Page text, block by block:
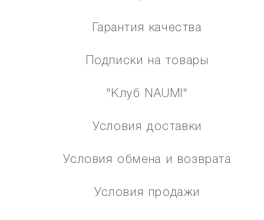
Гарантия качества
Подписки на товары
"Клуб NAUMI"
Условия доставки
Условия обмена и возврата
Условия продажи